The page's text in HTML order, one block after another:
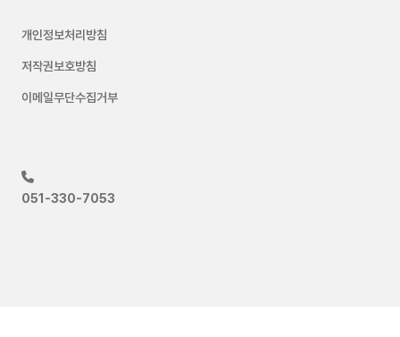
개인정보처리방침
저작권보호방침
이메일무단수집거부
051-330-7053